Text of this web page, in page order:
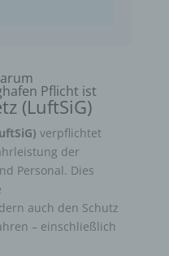
Pflicht ist
(LuftSiG)
verpflichtet
der
Personal. Dies
auch den Schutz
– einschließlich